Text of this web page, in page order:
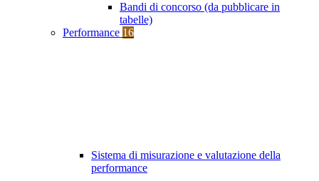
Bandi di concorso (da pubblicare in
tabelle)
Performance 16
Sistema di misurazione e valutazione della
performance